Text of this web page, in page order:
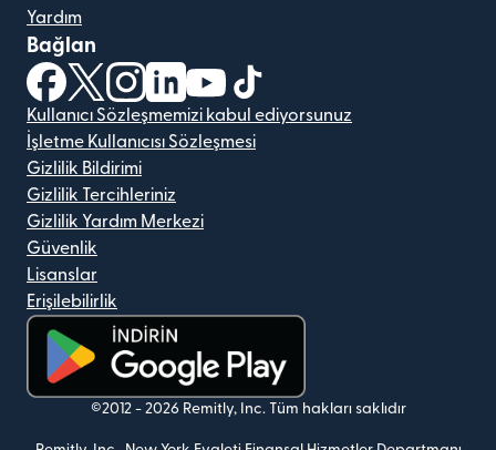
Yardım
Bağlan
(yeni pencerede açılır)
(yeni pencerede açılır)
(yeni pencerede açılır)
(yeni pencerede açılır)
(yeni pencerede açılır)
Kullanıcı Sözleşmemizi kabul ediyorsunuz
İşletme Kullanıcısı Sözleşmesi
Gizlilik Bildirimi
Gizlilik Tercihleriniz
Gizlilik Yardım Merkezi
Güvenlik
Lisanslar
Erişilebilirlik
(yeni pencerede açılır)
©2012 - 2026 Remitly, Inc. Tüm hakları saklıdır